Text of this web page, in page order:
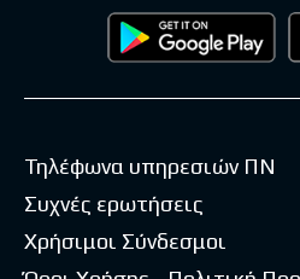
Τηλέφωνα υπηρεσιών ΠΝ
Συχνές ερωτήσεις
Χρήσιμοι Σύνδεσμοι